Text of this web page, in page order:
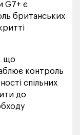
G7+ є
британських
що
контроль
спільних
до